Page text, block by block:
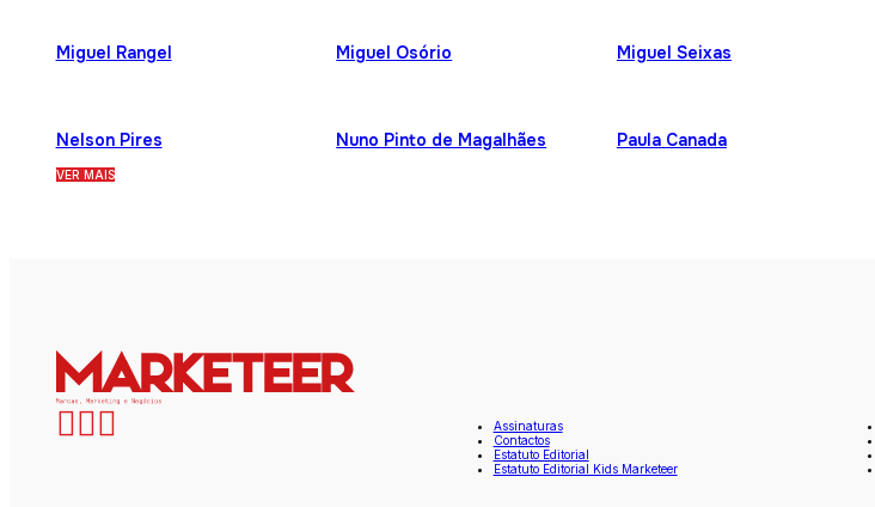
Miguel Rangel Miguel Osório Miguel Seixas
Nelson Pires Nuno Pinto de Magalhães Paula Canada
VER MAIS
Assinaturas
Contactos
Estatuto Editorial
Estatuto Editorial Kids Marketeer